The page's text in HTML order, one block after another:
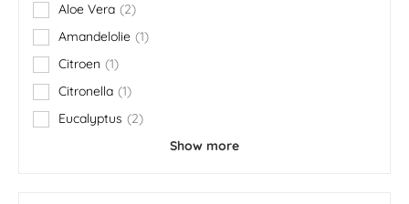
Aloe Vera 2
items
Amandelolie 1
item
Citroen
1
item
Citronella 1
item
Eucalyptus
2
items
Show more